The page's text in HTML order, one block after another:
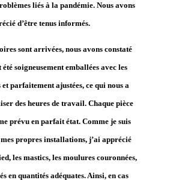
liés à la pandémie. Nous avons
d’être tenus informés.
sont arrivées, nous avons constaté
été soigneusement emballées avec les
parfaitement ajustées, ce qui nous a
des heures de travail. Chaque pièce
prévu en parfait état. Comme je suis
propres installations, j’ai apprécié
les mastics, les moulures couronnées,
en quantités adéquates. Ainsi, en cas